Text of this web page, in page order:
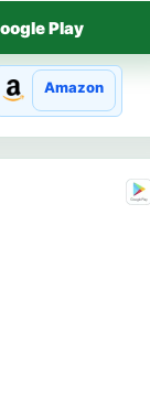
Play
Amazon